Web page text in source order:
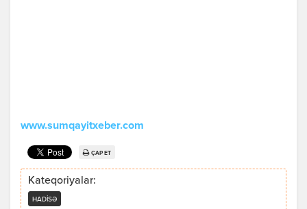
www.sumqayitxeber.com
ÇAP ET
Kateqoriyalar:
HADISƏ